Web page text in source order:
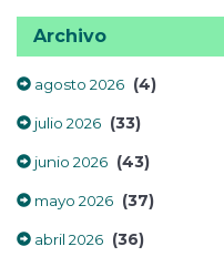
Archivo
agosto 2026 (4)
julio 2026 (33)
junio 2026 (43)
mayo 2026 (37)
abril 2026 (36)